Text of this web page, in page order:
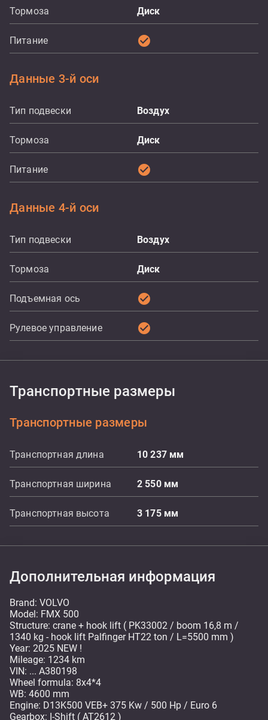
Тормоза Диск
Питание check_circle
Данные 3-й оси
Тип подвески Воздух
Тормоза Диск
Питание check_circle
Данные 4-й оси
Тип подвески Воздух
Тормоза Диск
Подъемная ось check_circle
Рулевое управление check_circle
Транспортные размеры
Транспортные размеры
Транспортная длина 10 237 мм
Транспортная ширина 2 550 мм
Транспортная высота 3 175 мм
Дополнительная информация
Brand: VOLVO
Model: FMX 500
Structure: crane + hook lift ( PK33002 / boom 16,8 m /
1340 kg - hook lift Palfinger HT22 ton / L=5500 mm )
Year: 2025 NEW !
Mileage: 1234 km
VIN: ... A380198
Wheel formula: 8x4*4
WB: 4600 mm
Engine: D13K500 VEB+ 375 Kw / 500 Hp / Euro 6
Gearbox: I-Shift ( AT2612 )